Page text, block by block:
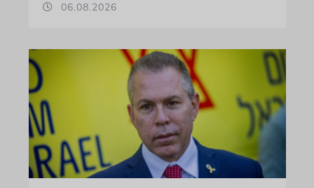
06.08.2026